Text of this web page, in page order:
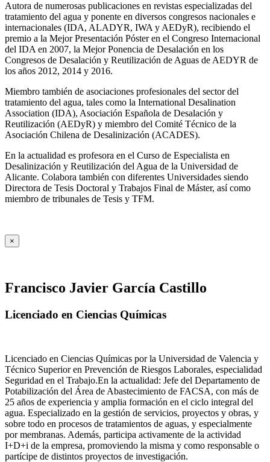
Autora de numerosas publicaciones en revistas especializadas del
tratamiento del agua y ponente en diversos congresos nacionales e
internacionales (IDA, ALADYR, IWA y AEDyR), recibiendo el
premio a la Mejor Presentación Póster en el Congreso Internacional
del IDA en 2007, la Mejor Ponencia de Desalación en los
Congresos de Desalación y Reutilización de Aguas de AEDYR de
los años 2012, 2014 y 2016.
Miembro también de asociaciones profesionales del sector del
tratamiento del agua, tales como la International Desalination
Association (IDA), Asociación Española de Desalación y
Reutilización (AEDyR) y miembro del Comité Técnico de la
Asociación Chilena de Desalinización (ACADES).
En la actualidad es profesora en el Curso de Especialista en
Desalinización y Reutilización del Agua de la Universidad de
Alicante. Colabora también con diferentes Universidades siendo
Directora de Tesis Doctoral y Trabajos Final de Máster, así como
miembro de tribunales de Tesis y TFM.
×
Francisco Javier García Castillo
Licenciado en Ciencias Químicas
Licenciado en Ciencias Químicas por la Universidad de Valencia y
Técnico Superior en Prevención de Riesgos Laborales, especialidad
Seguridad en el Trabajo.En la actualidad: Jefe del Departamento de
Potabilización del Área de Abastecimiento de FACSA, con más de
25 años de experiencia y amplia formación en el ciclo integral del
agua. Especializado en la gestión de servicios, proyectos y obras, y
sobre todo en procesos de tratamientos de aguas, y especialmente
por membranas. Además, participa activamente de la actividad
I+D+i de la empresa, promoviendo la misma y como responsable o
partícipe de distintos proyectos de investigación.